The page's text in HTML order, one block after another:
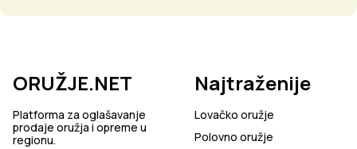
ORUŽJE.NET
Platforma za oglašavanje
prodaje oružja i opreme u
regionu.
Najtraženije
Lovačko oružje
Polovno oružje